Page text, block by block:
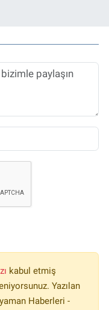
kabul etmiş
Yazılan
Haberleri -